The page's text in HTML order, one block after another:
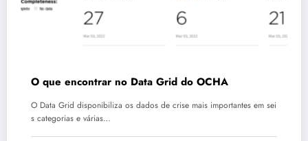
O que encontrar no Data Grid do OCHA
O Data Grid disponibiliza os dados de crise mais importantes em sei
s categorias e várias…